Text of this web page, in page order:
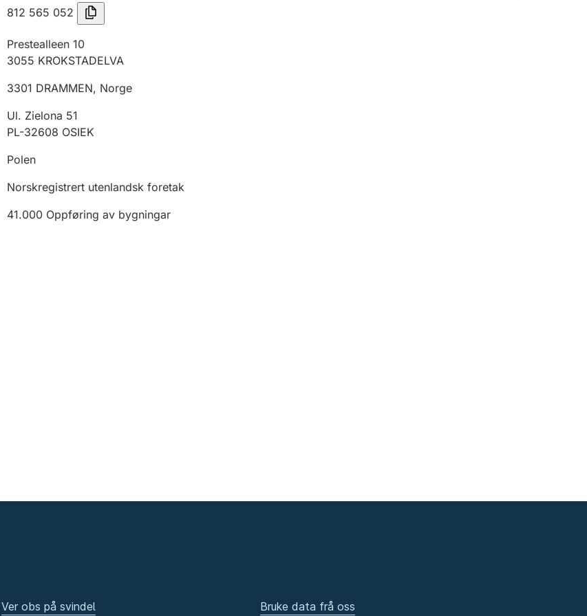
812 565 052
Prestealleen 10
3055 KROKSTADELVA
3301 DRAMMEN, Norge
Ul. Zielona 51
PL-32608 OSIEK
Polen
Norskregistrert utenlandsk foretak
41.000 Oppføring av bygningar
Ver obs på svindel Bruke data frå oss